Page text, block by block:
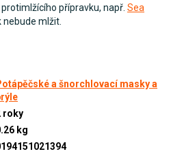
přípravku, např. Sea
nebude mlžit.
a šnorchlovací masky a
roky
kg